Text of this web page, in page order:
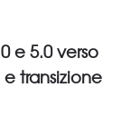
e 5.0 verso
transizione